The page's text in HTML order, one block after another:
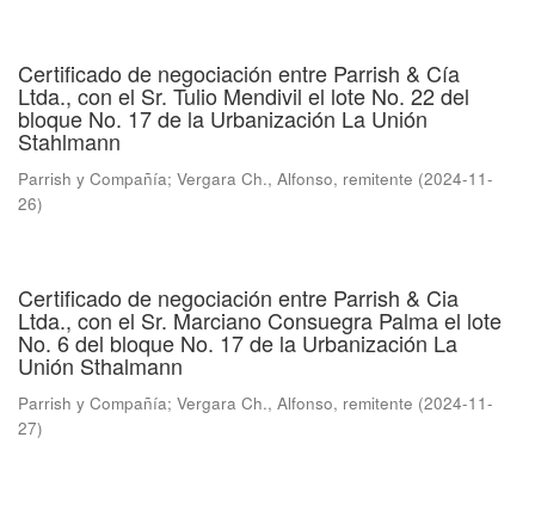
Certificado de negociación entre Parrish & Cía
Ltda., con el Sr. Tulio Mendivil el lote No. 22 del
bloque No. 17 de la Urbanización La Unión
Stahlmann
Parrish y Compañía; Vergara Ch., Alfonso, remitente (2024-11-
26)
Certificado de negociación entre Parrish & Cia
Ltda., con el Sr. Marciano Consuegra Palma el lote
No. 6 del bloque No. 17 de la Urbanización La
Unión Sthalmann
Parrish y Compañía; Vergara Ch., Alfonso, remitente (2024-11-
27)